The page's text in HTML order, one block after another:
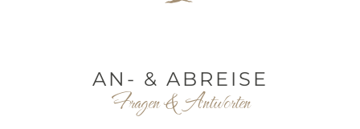
AN- & ABREISE
Fragen & Antworten